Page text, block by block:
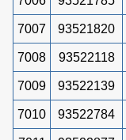
7007 93521820
7008 93522118
7009 93522139
7010 93522784